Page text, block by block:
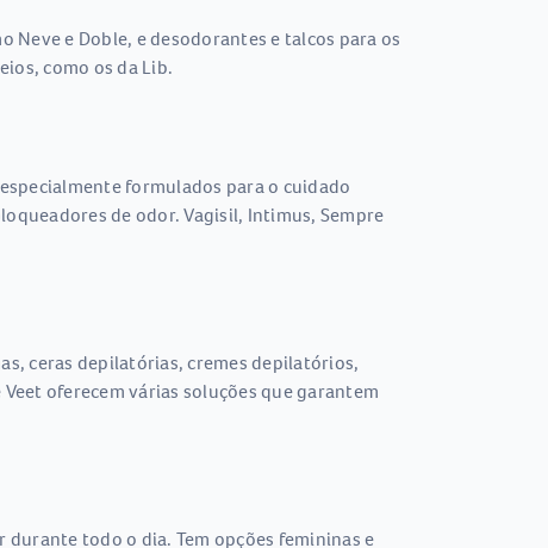
Neve e Doble, e desodorantes e talcos para os
como os da Lib.
formulados para o cuidado
de odor. Vagisil, Intimus, Sempre
ceras depilatórias, cremes depilatórios,
oferecem várias soluções que garantem
todo o dia. Tem opções femininas e